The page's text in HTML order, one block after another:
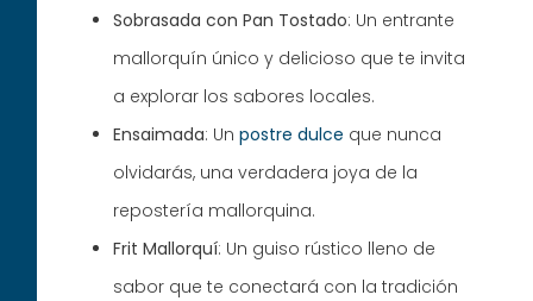
Sobrasada con Pan Tostado: Un entrante
mallorquín único y delicioso que te invita
a explorar los sabores locales.
Ensaimada: Unpostre dulce que nunca
olvidarás, una verdadera joya de la
repostería mallorquina.
Frit Mallorquí: Un guiso rústico lleno de
sabor que te conectará con la tradición